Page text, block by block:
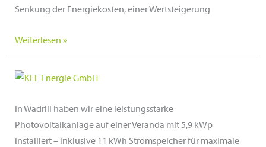
Senkung der Energiekosten, einer Wertsteigerung
Solarveranda
in
Schillingen,
Pfalz
Weiterlesen »
In Wadrill haben wir eine leistungsstarke
Photovoltaikanlage auf einer Veranda mit 5,9 kWp
installiert – inklusive 11 kWh Stromspeicher für maximale